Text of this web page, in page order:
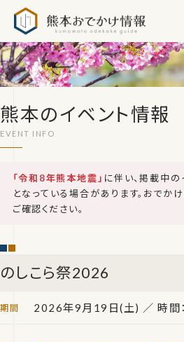
熊本のイベント情報
「令和8年熊本地震」 に伴い、掲載中の
となっている場合があります。おでか
ご確認ください。
のしこら祭2026
2026年9月19日(土) ／ 時間